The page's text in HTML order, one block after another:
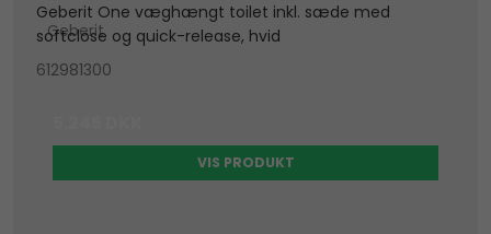
Geberit One væghængt toilet inkl. sæde med
softclose og quick-release, hvid
Geberit
612981300
VIS PRODUKT